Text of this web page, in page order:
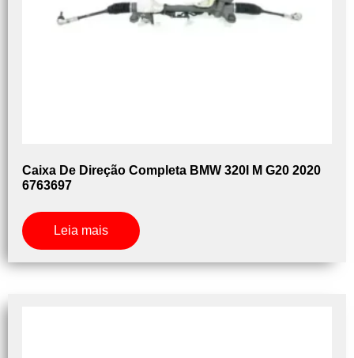
Caixa De Direção Completa BMW 320I M G20 2020
6763697
Leia mais